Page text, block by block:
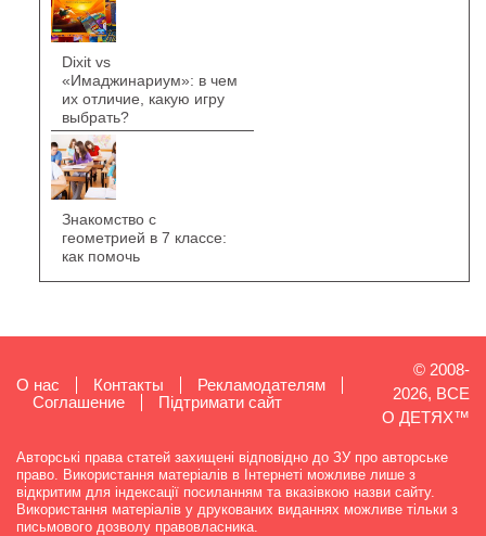
Dixit vs
«Имаджинариум»: в чем
их отличие, какую игру
выбрать?
Знакомство с
геометрией в 7 классе:
как помочь
О нас Контакты
Рекламодателям
Cоглашение
Підтримати сайт
© 2008-
2026, ВСЕ
О ДЕТЯХ™
Авторські права статей захищені відповідно до ЗУ про авторське
право. Використання матеріалів в Інтернеті можливе лише з
відкритим для індексації посиланням та вказівкою назви сайту.
Використання матеріалів у друкованих виданнях можливе тільки з
письмового дозволу правовласника.